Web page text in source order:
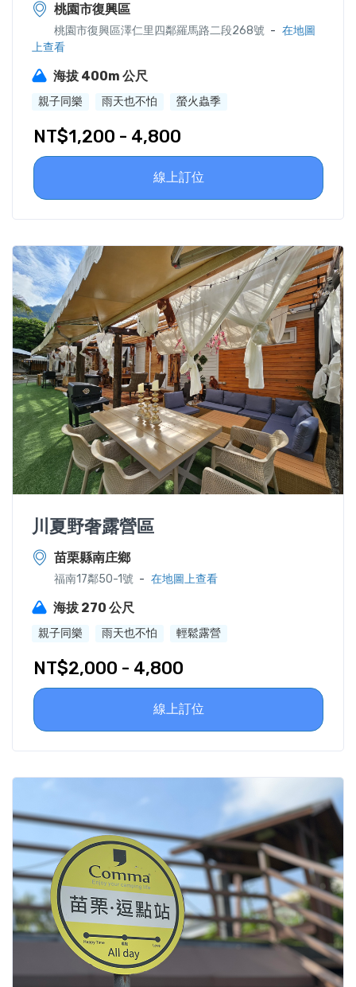
桃園市復興區
桃園市復興區澤仁里四鄰羅馬路二段268號 - 在地圖
上查看
海拔 400m 公尺
親子同樂 雨天也不怕 螢火蟲季
NT$1,200 - 4,800
線上訂位
川夏野奢露營區
苗栗縣南庄鄉
福南17鄰50-1號 - 在地圖上查看
海拔 270 公尺
親子同樂 雨天也不怕 輕鬆露營
NT$2,000 - 4,800
線上訂位